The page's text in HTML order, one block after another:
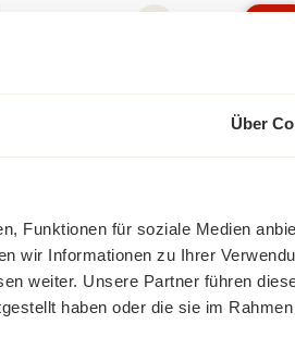
Über
Funktionen für soziale Medien
wir Informationen zu Ihrer
weiter. Unsere Partner führen
haben oder die sie im
Landhausstil